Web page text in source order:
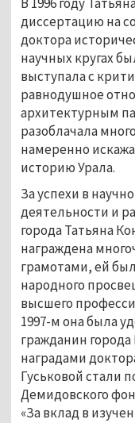
диссертацию на
доктора
научных кругах
выступала с
равнодушное
архитектурным
разоблачала
намеренно
историю Урала.
За успехи в
деятельности и
города Татьяна
награждена
грамотами, ей
народного
высшего
1997-м она была
гражданин
наградами
Гуськовой стали
Демидовского
«За вклад в